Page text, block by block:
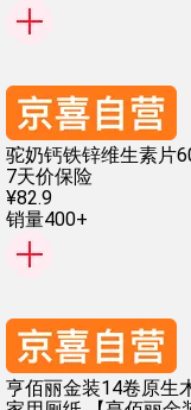
驼奶钙铁锌维生素片
7天价保险
¥82.9
销量400+
亨佰丽金装14卷原生